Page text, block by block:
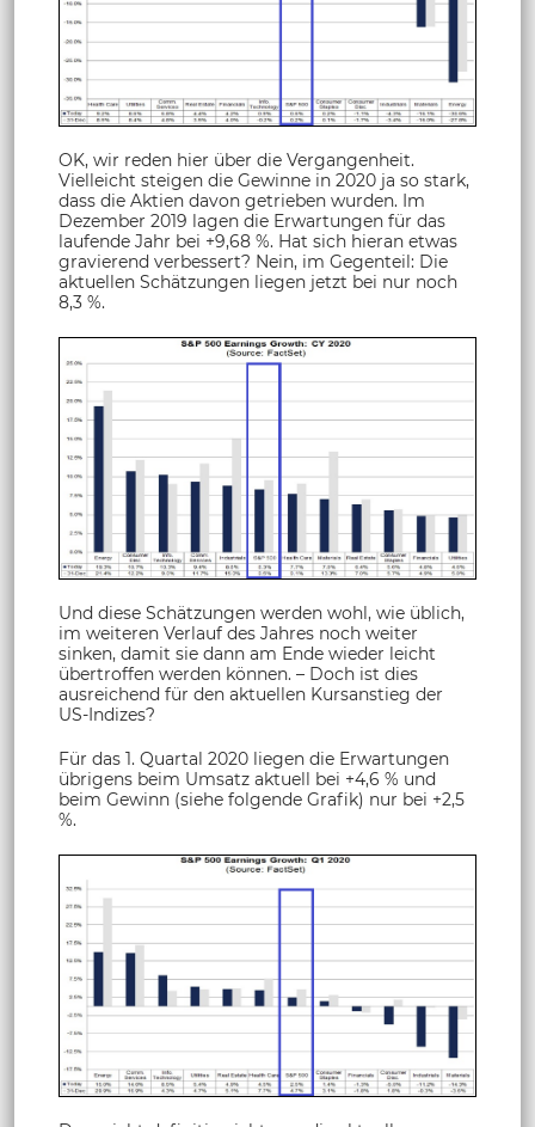
OK, wir reden hier über die Vergangenheit.
Vielleicht steigen die Gewinne in 2020 ja so stark,
dass die Aktien davon getrieben wurden. Im
Dezember 2019 lagen die Erwartungen für das
laufende Jahr bei +9,68 %. Hat sich hieran etwas
gravierend verbessert? Nein, im Gegenteil: Die
aktuellen Schätzungen liegen jetzt bei nur noch
8,3 %.
Und diese Schätzungen werden wohl, wie üblich,
im weiteren Verlauf des Jahres noch weiter
sinken, damit sie dann am Ende wieder leicht
übertroffen werden können. – Doch ist dies
ausreichend für den aktuellen Kursanstieg der
US-Indizes?
Für das 1. Quartal 2020 liegen die Erwartungen
übrigens beim Umsatz aktuell bei +4,6 % und
beim Gewinn (siehe folgende Grafik) nur bei +2,5
%.